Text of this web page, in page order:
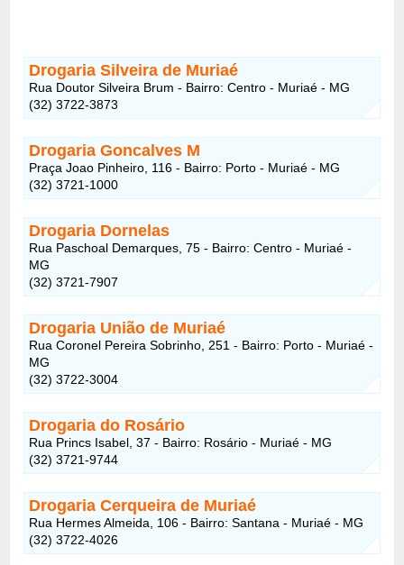
Drogaria Silveira de Muriaé
Rua Doutor Silveira Brum - Bairro: Centro - Muriaé - MG
(32) 3722-3873
Drogaria Goncalves M
Praça Joao Pinheiro, 116 - Bairro: Porto - Muriaé - MG
(32) 3721-1000
Drogaria Dornelas
Rua Paschoal Demarques, 75 - Bairro: Centro - Muriaé -
MG
(32) 3721-7907
Drogaria União de Muriaé
Rua Coronel Pereira Sobrinho, 251 - Bairro: Porto - Muriaé -
MG
(32) 3722-3004
Drogaria do Rosário
Rua Princs Isabel, 37 - Bairro: Rosário - Muriaé - MG
(32) 3721-9744
Drogaria Cerqueira de Muriaé
Rua Hermes Almeida, 106 - Bairro: Santana - Muriaé - MG
(32) 3722-4026